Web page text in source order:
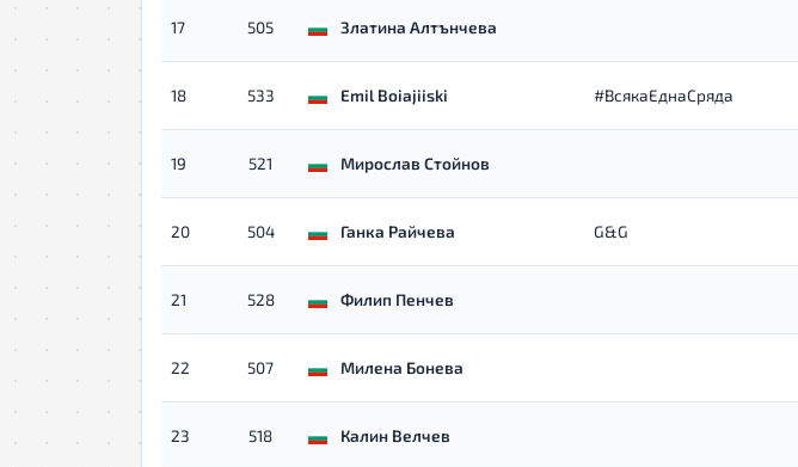
17 505 Златина Алтънчева
18 533 Emil Boiajiiski #ВсякаЕднаСряда
19 521 Мирослав Стойнов
20 504 Ганка Райчева G&G
21 528 Филип Пенчев
22 507 Милена Бонева
23 518 Калин Велчев